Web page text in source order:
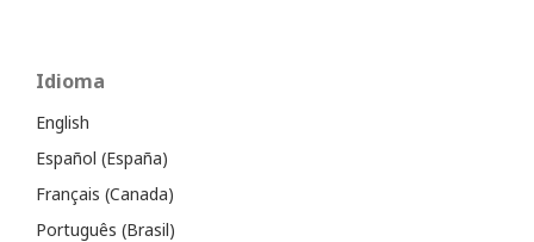
Idioma
English
Español (España)
Français (Canada)
Português (Brasil)